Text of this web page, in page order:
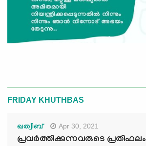
FRIDAY KHUTHBAS
ഖത്വീബ് Apr 30, 2021
പ്രവര്‍ത്തിക്കുന്നവരുടെ പ്രതിഫലം